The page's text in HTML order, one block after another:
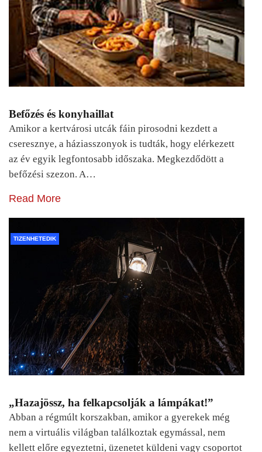
Befőzés és konyhaillat
Amikor a kertvárosi utcák fáin pirosodni kezdett a
cseresznye, a háziasszonyok is tudták, hogy elérkezett
az év egyik legfontosabb időszaka. Megkezdődött a
befőzési szezon. A…
Read More
TIZENHETEDIK
„Hazajössz, ha felkapcsolják a lámpákat!”
Abban a régmúlt korszakban, amikor a gyerekek még
nem a virtuális világban találkoztak egymással, nem
kellett előre egyeztetni, üzenetet küldeni vagy csoportot